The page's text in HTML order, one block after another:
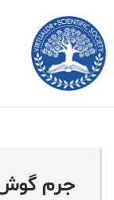
دکتر
جرم